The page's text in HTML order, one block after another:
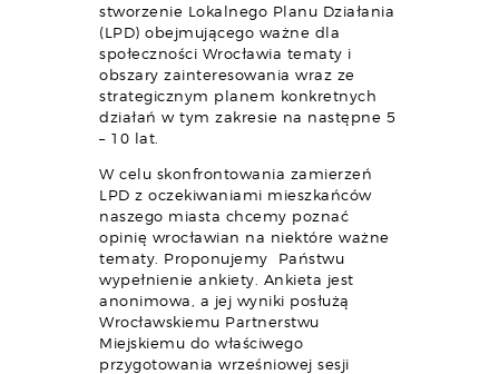
stworzenie Lokalnego Planu Działania
(LPD) obejmującego ważne dla
społeczności Wrocławia tematy i
obszary zainteresowania wraz ze
strategicznym planem konkretnych
działań w tym zakresie na następne 5
– 10 lat.
W celu skonfrontowania zamierzeń
LPD z oczekiwaniami mieszkańców
naszego miasta chcemy poznać
opinię wrocławian na niektóre ważne
tematy. Proponujemy Państwu
wypełnienie ankiety. Ankieta jest
anonimowa, a jej wyniki posłużą
Wrocławskiemu Partnerstwu
Miejskiemu do właściwego
przygotowania wrześniowej sesji